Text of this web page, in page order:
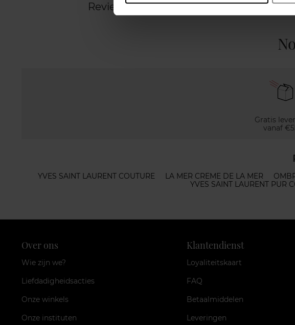
Review
Gratis
vanaf
YVES SAINT LAURENT COUTURE LA MER CREME DE LA MER
YVES SAINT LAURENT PUR
Over ons
Wie zijn we?
Liefdadigheidsacties
Onze winkels
Onze instituten
Klantendienst
Loyaliteitskaart
FAQ
Betaalmiddelen
Leveringen